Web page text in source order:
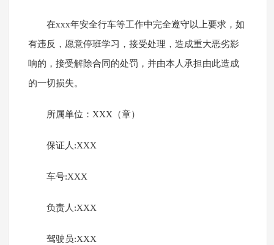
在xxx年安全行车等工作中完全遵守以上要求，如
有违反，愿意停班学习，接受处理，造成重大恶劣影
响的，接受解除合同的处罚，并由本人承担由此造成
的一切损失。
所属单位：XXX（章）
保证人:XXX
车号:XXX
负责人:XXX
驾驶员:XXX